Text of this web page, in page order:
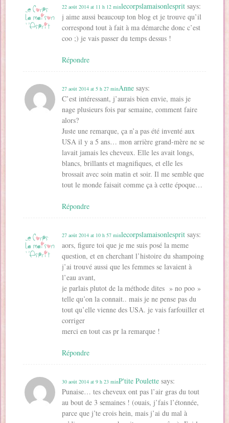
lecorpslamaisonlesprit says:
22 août 2014 at 11 h 12 min
j aime aussi beaucoup ton blog et je trouve qu’il
correspond tout à fait à ma démarche donc c’est
coo ;) je vais passer du temps dessus !
Répondre
Anne says:
27 août 2014 at 5 h 27 min
C’est intéressant, j’aurais bien envie, mais je
nage plusieurs fois par semaine, comment faire
alors?
Juste une remarque, ça n’a pas été inventé aux
USA il y a 5 ans… mon arrière grand-mère ne se
lavait jamais les cheveux. Elle les avait longs,
blancs, brillants et magnifiques, et elle les
brossait avec soin matin et soir. Il me semble que
tout le monde faisait comme ça à cette époque…
Répondre
lecorpslamaisonlesprit says:
27 août 2014 at 10 h 57 min
aors, figure toi que je me suis posé la meme
question, et en cherchant l’histoire du shampoing
j’ai trouvé aussi que les femmes se lavaient à
l’eau avant,
je parlais plutot de la méthode dites » no poo »
telle qu’on la connait.. mais je ne pense pas du
tout qu’elle vienne des USA. je vais farfouiller et
corriger
merci en tout cas pr la remarque !
Répondre
P'tite Poulette says:
30 août 2014 at 9 h 23 min
Punaise… tes cheveux ont pas l’air gras du tout
au bout de 3 semaines ! (ouais, j’fais l’étonnée,
parce que j’te crois hein, mais j’ai du mal à